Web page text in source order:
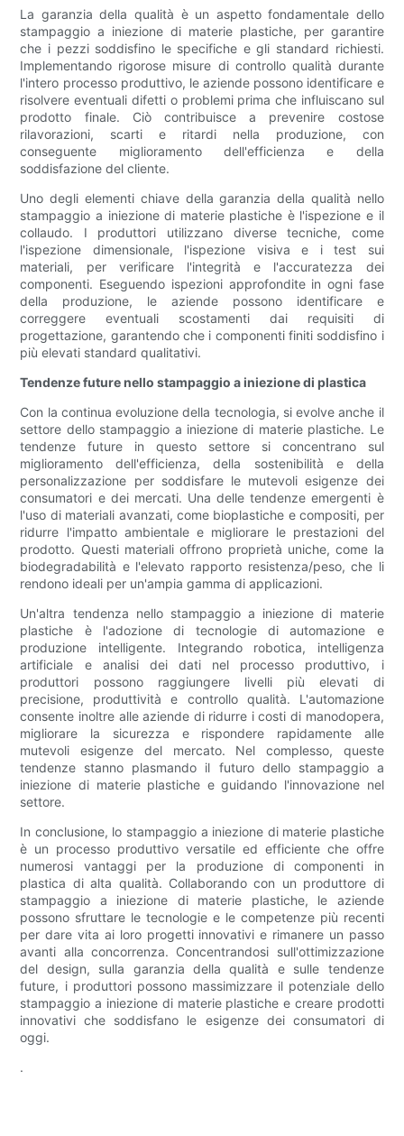
La garanzia della qualità è un aspetto fondamentale dello
stampaggio a iniezione di materie plastiche, per garantire
che i pezzi soddisfino le specifiche e gli standard richiesti.
Implementando rigorose misure di controllo qualità durante
l'intero processo produttivo, le aziende possono identificare e
risolvere eventuali difetti o problemi prima che influiscano sul
prodotto finale. Ciò contribuisce a prevenire costose
rilavorazioni, scarti e ritardi nella produzione, con
conseguente miglioramento dell'efficienza e della
soddisfazione del cliente.
Uno degli elementi chiave della garanzia della qualità nello
stampaggio a iniezione di materie plastiche è l'ispezione e il
collaudo. I produttori utilizzano diverse tecniche, come
l'ispezione dimensionale, l'ispezione visiva e i test sui
materiali, per verificare l'integrità e l'accuratezza dei
componenti. Eseguendo ispezioni approfondite in ogni fase
della produzione, le aziende possono identificare e
correggere eventuali scostamenti dai requisiti di
progettazione, garantendo che i componenti finiti soddisfino i
più elevati standard qualitativi.
Tendenze future nello stampaggio a iniezione di plastica
Con la continua evoluzione della tecnologia, si evolve anche il
settore dello stampaggio a iniezione di materie plastiche. Le
tendenze future in questo settore si concentrano sul
miglioramento dell'efficienza, della sostenibilità e della
personalizzazione per soddisfare le mutevoli esigenze dei
consumatori e dei mercati. Una delle tendenze emergenti è
l'uso di materiali avanzati, come bioplastiche e compositi, per
ridurre l'impatto ambientale e migliorare le prestazioni del
prodotto. Questi materiali offrono proprietà uniche, come la
biodegradabilità e l'elevato rapporto resistenza/peso, che li
rendono ideali per un'ampia gamma di applicazioni.
Un'altra tendenza nello stampaggio a iniezione di materie
plastiche è l'adozione di tecnologie di automazione e
produzione intelligente. Integrando robotica, intelligenza
artificiale e analisi dei dati nel processo produttivo, i
produttori possono raggiungere livelli più elevati di
precisione, produttività e controllo qualità. L'automazione
consente inoltre alle aziende di ridurre i costi di manodopera,
migliorare la sicurezza e rispondere rapidamente alle
mutevoli esigenze del mercato. Nel complesso, queste
tendenze stanno plasmando il futuro dello stampaggio a
iniezione di materie plastiche e guidando l'innovazione nel
settore.
In conclusione, lo stampaggio a iniezione di materie plastiche
è un processo produttivo versatile ed efficiente che offre
numerosi vantaggi per la produzione di componenti in
plastica di alta qualità. Collaborando con un produttore di
stampaggio a iniezione di materie plastiche, le aziende
possono sfruttare le tecnologie e le competenze più recenti
per dare vita ai loro progetti innovativi e rimanere un passo
avanti alla concorrenza. Concentrandosi sull'ottimizzazione
del design, sulla garanzia della qualità e sulle tendenze
future, i produttori possono massimizzare il potenziale dello
stampaggio a iniezione di materie plastiche e creare prodotti
innovativi che soddisfano le esigenze dei consumatori di
oggi.
.